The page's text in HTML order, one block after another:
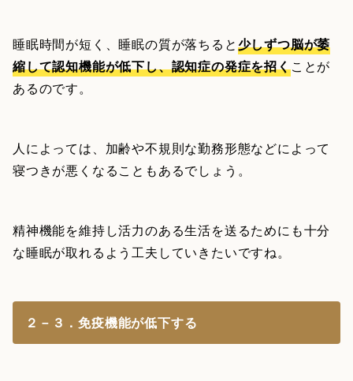
睡眠時間が短く、睡眠の質が落ちると少しずつ脳が萎
縮して認知機能が低下し、認知症の発症を招くことが
あるのです。
人によっては、加齢や不規則な勤務形態などによって
寝つきが悪くなることもあるでしょう。
精神機能を維持し活力のある生活を送るためにも十分
な睡眠が取れるよう工夫していきたいですね。
２－３．免疫機能が低下する